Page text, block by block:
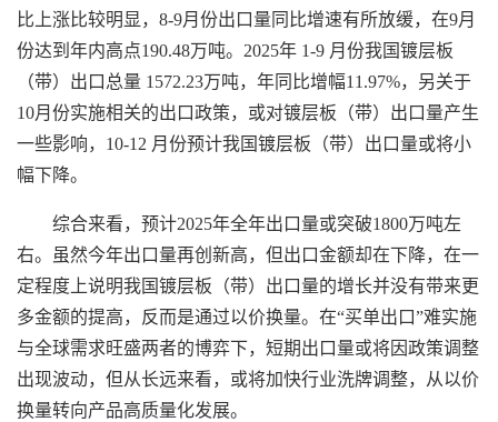
比上涨比较明显，8-9月份出口量同比增速有所放缓，在9月
份达到年内高点190.48万吨。2025年 1-9 月份我国镀层板
（带）出口总量 1572.23万吨，年同比增幅11.97%，另关于
10月份实施相关的出口政策，或对镀层板（带）出口量产生
一些影响，10-12 月份预计我国镀层板（带）出口量或将小
幅下降。
综合来看，预计2025年全年出口量或突破1800万吨左
右。虽然今年出口量再创新高，但出口金额却在下降，在一
定程度上说明我国镀层板（带）出口量的增长并没有带来更
多金额的提高，反而是通过以价换量。在“买单出口”难实施
与全球需求旺盛两者的博弈下，短期出口量或将因政策调整
出现波动，但从长远来看，或将加快行业洗牌调整，从以价
换量转向产品高质量化发展。